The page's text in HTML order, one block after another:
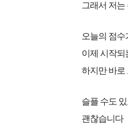
그래서 저는
오늘의 점
이제 시작
하지만 바로
슬플 수도
괜찮습니다